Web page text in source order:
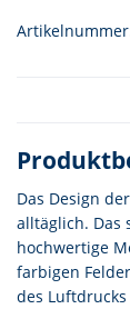
Das Design
alltäglich. Das
hochwertige
farbigen
des